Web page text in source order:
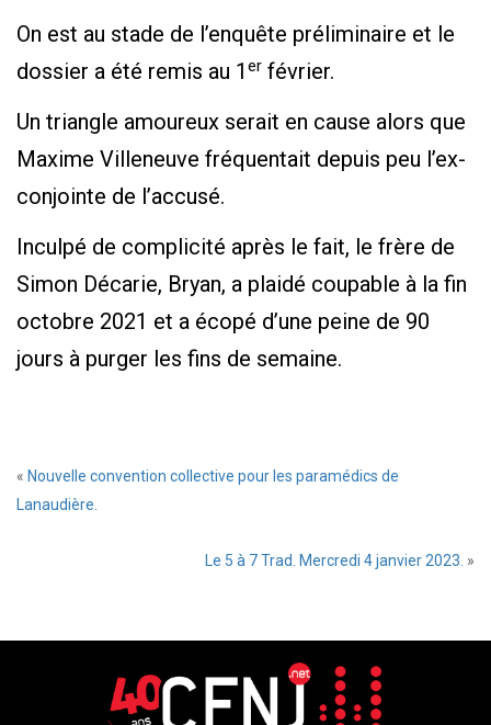
On est au stade de l’enquête préliminaire et le
dossier a été remis au 1 er février.
Un triangle amoureux serait en cause alors que
Maxime Villeneuve fréquentait depuis peu l’ex-
conjointe de l’accusé.
Inculpé de complicité après le fait, le frère de
Simon Décarie, Bryan, a plaidé coupable à la fin
octobre 2021 et a écopé d’une peine de 90
jours à purger les fins de semaine.
« Nouvelle convention collective pour les paramédics de
Lanaudière.
Le 5 à 7 Trad. Mercredi 4 janvier 2023. »